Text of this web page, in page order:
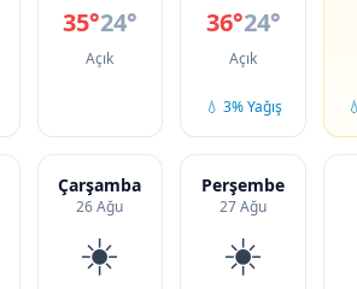
35°24°
Açık
36°24°
Açık
💧 3% Yağış
Çarşamba
26 Ağu
☀️
Perşembe
27 Ağu
☀️